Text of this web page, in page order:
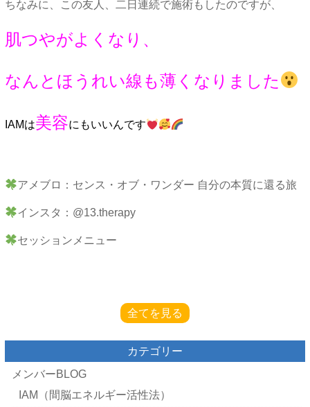
ちなみに、この友人、二日連続で施術もしたのですが、
肌つやがよくなり、
なんとほうれい線も薄くなりました
IAMは美容にもいいんです
アメブロ：センス・オブ・ワンダー 自分の本質に還る旅
インスタ：@13.therapy
セッションメニュー
全てを見る
カテゴリー
メンバーBLOG
IAM（間脳エネルギー活性法）